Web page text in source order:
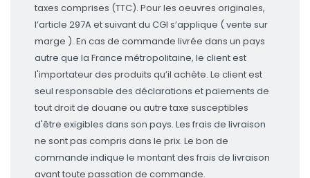
taxes comprises (TTC). Pour les oeuvres originales,
l’article 297A et suivant du CGI s’applique ( vente sur
marge ). En cas de commande livrée dans un pays
autre que la France métropolitaine, le client est
l'importateur des produits qu’il achète. Le client est
seul responsable des déclarations et paiements de
tout droit de douane ou autre taxe susceptibles
d'être exigibles dans son pays. Les frais de livraison
ne sont pas compris dans le prix. Le bon de
commande indique le montant des frais de livraison
avant toute passation de commande.